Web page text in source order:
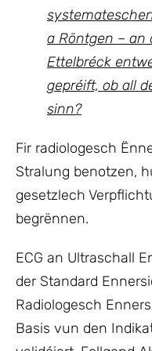
a Röntgen – an
Ettelbréck
gepréift, ob all
sinn?
Fir radiologesch
Stralung benotzen,
gesetzlech
begrënnen.
ECG an Ultraschall
der Standard
Radiologesch
Basis vun den